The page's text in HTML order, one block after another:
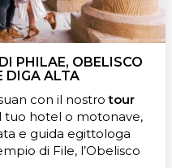
PHILAE, OBELISCO
DIGA ALTA
con il nostrotour
tuo hotel o motonave,
e guida egittologa
di File, l’Obelisco